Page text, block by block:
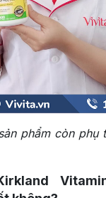
phẩm còn phụ